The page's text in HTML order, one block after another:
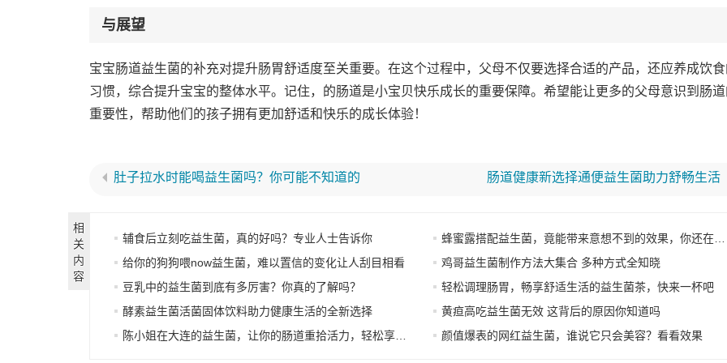
与展望
宝宝肠道益生菌的补充对提升肠胃舒适度至关重要。在这个过程中，父母不仅要选择合适的产品，还应养成饮
习惯，综合提升宝宝的整体水平。记住，的肠道是小宝贝快乐成长的重要保障。希望能让更多的父母意识到肠
重要性，帮助他们的孩子拥有更加舒适和快乐的成长体验！
肚子拉水时能喝益生菌吗？你可能不知道的 肠道健康新选择通便益生菌助力舒畅生活
相
关
内
容
辅食后立刻吃益生菌，真的好吗？专业人士告诉你
蜂蜜露搭配益生菌，竟能带来意想不到的效果，你还在等什么？
给你的狗狗喂now益生菌，难以置信的变化让人刮目相看
鸡哥益生菌制作方法大集合 多种方式全知晓
豆乳中的益生菌到底有多厉害？你真的了解吗？
轻松调理肠胃，畅享舒适生活的益生菌茶，快来一杯吧
酵素益生菌活菌固体饮料助力健康生活的全新选择
黄疸高吃益生菌无效 这背后的原因你知道吗
陈小姐在大连的益生菌，让你的肠道重拾活力，轻松享受美好生活”
颜值爆表的网红益生菌，谁说它只会美容？看看效果